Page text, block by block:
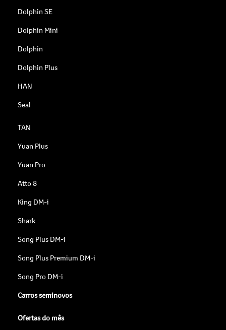
Dolphin SE
Dolphin Mini
Dolphin
Dolphin Plus
HAN
Seal
TAN
Yuan Plus
Yuan Pro
Atto 8
King DM-i
Shark
Song Plus DM-i
Song Plus Premium DM-i
Song Pro DM-i
Carros seminovos
Ofertas do mês